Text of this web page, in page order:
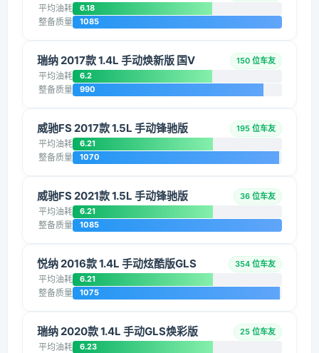
平均油耗 6.18
整备质量 1085
瑞纳 2017款 1.4L 手动焕新版 国V 150 位车友
平均油耗 6.2
整备质量 990
威驰FS 2017款 1.5L 手动锋驰版 195 位车友
平均油耗 6.21
整备质量 1070
威驰FS 2021款 1.5L 手动锋驰版 36 位车友
平均油耗 6.21
整备质量 1085
悦纳 2016款 1.4L 手动炫酷版GLS 354 位车友
平均油耗 6.21
整备质量 1075
瑞纳 2020款 1.4L 手动GLS焕彩版 25 位车友
平均油耗 6.23